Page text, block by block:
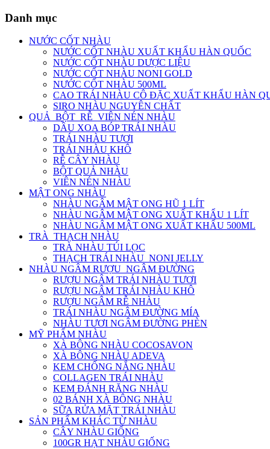
Danh mục
NƯỚC CỐT NHÀU
NƯỚC CỐT NHÀU XUẤT KHẨU HÀN QUỐC
NƯỚC CỐT NHÀU DƯỢC LIỆU
NƯỚC CỐT NHÀU NONI GOLD
NƯỚC CỐT NHÀU 500ML
CAO TRÁI NHÀU CÔ ĐẶC XUẤT KHẨU HÀN
SIRO NHÀU NGUYÊN CHẤT
QUẢ_BỘT_RỄ_VIÊN NÉN NHÀU
DẦU XOA BÓP TRÁI NHÀU
TRÁI NHÀU TƯƠI
TRÁI NHÀU KHÔ
RỄ CÂY NHÀU
BỘT QUẢ NHÀU
VIÊN NÉN NHÀU
MẬT ONG NHÀU
NHÀU NGÂM MẬT ONG HŨ 1 LÍT
NHÀU NGÂM MẬT ONG XUẤT KHẨU 1 LÍT
NHÀU NGÂM MẬT ONG XUẤT KHẨU 500ML
TRÀ_THẠCH NHÀU
TRÀ NHÀU TÚI LỌC
THẠCH TRÁI NHÀU_NONI JELLY
NHÀU NGÂM RƯỢU_NGÂM ĐƯỜNG
RƯỢU NGÂM TRÁI NHÀU TƯƠI
RƯỢU NGÂM TRÁI NHÀU KHÔ
RƯỢU NGÂM RỄ NHÀU
TRÁI NHÀU NGÂM ĐƯỜNG MÍA
NHÀU TƯƠI NGÂM ĐƯỜNG PHÈN
MỸ PHẨM NHÀU
XÀ BÔNG NHÀU COCOSAVON
XÀ BÔNG NHÀU ADEVA
KEM CHỐNG NẮNG NHÀU
COLLAGEN TRÁI NHÀU
KEM ĐÁNH RĂNG NHÀU
02 BÁNH XÀ BÔNG NHÀU
SỮA RỬA MẶT TRÁI NHÀU
SẢN PHẨM KHÁC TỪ NHÀU
CÂY NHÀU GIỐNG
100GR HẠT NHÀU GIỐNG